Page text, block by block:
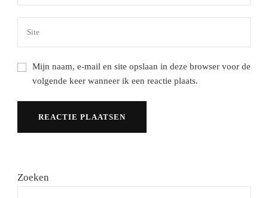
Mijn naam, e-mail en site opslaan in deze browser voor de
volgende keer wanneer ik een reactie plaats.
Zoeken